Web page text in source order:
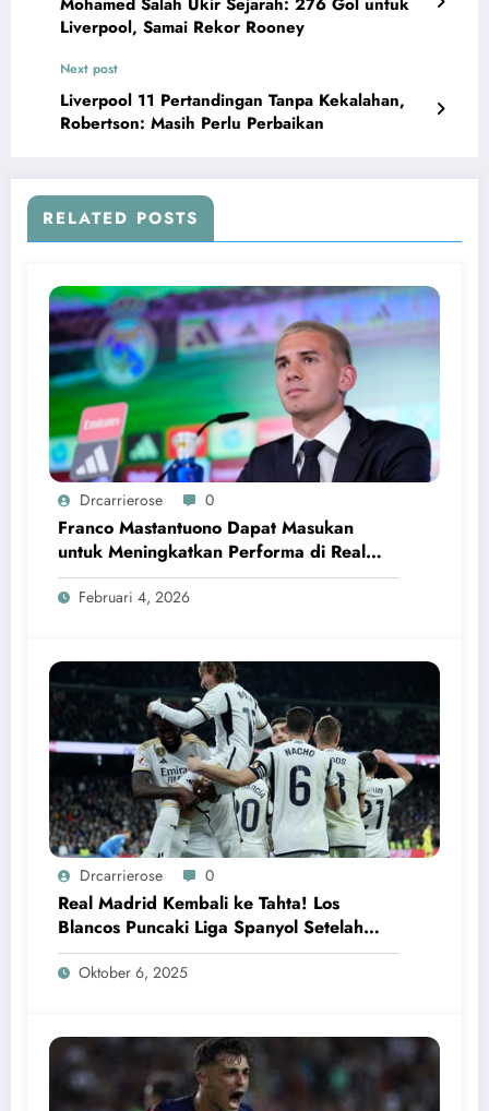
Liverpool, Samai Rekor Rooney
Next post
Liverpool 11 Pertandingan Tanpa Kekalahan,
Robertson: Masih Perlu Perbaikan
RELATED POSTS
Drcarrierose 0
Franco Mastantuono Dapat Masukan
untuk Meningkatkan Performa di Real
Madrid
Februari 4, 2026
Drcarrierose 0
Real Madrid Kembali ke Tahta! Los
Blancos Puncaki Liga Spanyol Setelah
Kalahkan Villarreal
Oktober 6, 2025